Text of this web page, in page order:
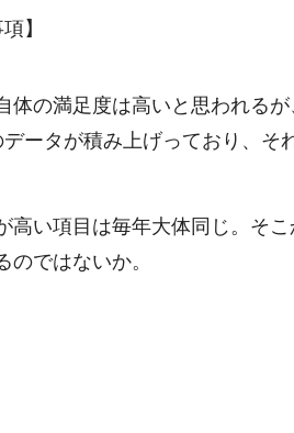
】
の満足度は高いと思われる
ータが積み上げっており、
い項目は毎年大体同じ。そ
ではないか。